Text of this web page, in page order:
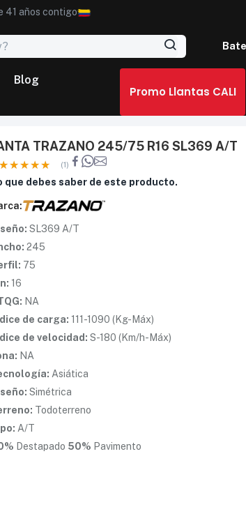
41 años contigo
Blog
Promo Llantas CALI
TRAZANO 245/75 R16 SL369 A/T
(1)
que debes saber de este producto.
SL369 A/T
245
75
16
NA
de carga: 111-1090 (Kg-Máx)
de velocidad: S-180 (Km/h-Máx)
NA
Asiática
Simétrica
Todoterreno
A/T
Destapado 50% Pavimento